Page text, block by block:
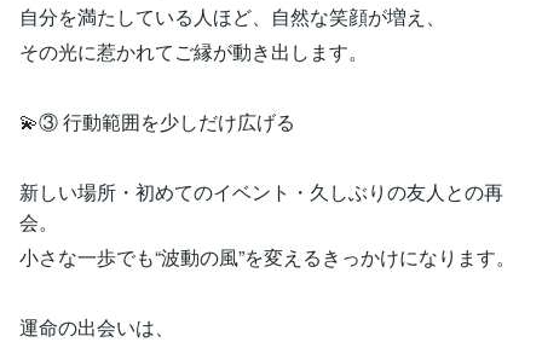
自分を満たしている人ほど、自然な笑顔が増え、
その光に惹かれてご縁が動き出します。
💫③ 行動範囲を少しだけ広げる
新しい場所・初めてのイベント・久しぶりの友人との再
会。
小さな一歩でも“波動の風”を変えるきっかけになります。
運命の出会いは、